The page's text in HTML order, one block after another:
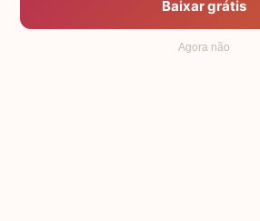
Baixar grátis
Agora não